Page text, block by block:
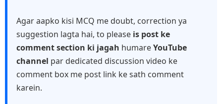
Agar aapko kisi MCQ me doubt, correction ya
suggestion lagta hai, to please is post ke
comment section ki jagah humareYouTube
channel par dedicated discussion video ke
comment box me post link ke sath comment
karein.